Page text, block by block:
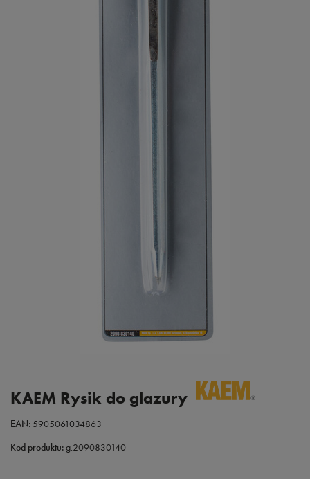
KAEM Rysik do glazury
EAN:5905061034863
Kod produktu:g.2090830140